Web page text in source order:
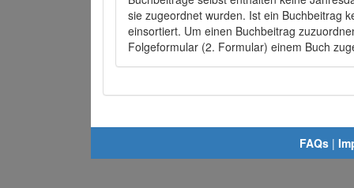
sie zugeordnet wurden. Ist ein Buchbeitrag
einsortiert. Um einen Buchbeitrag
Folgeformular (2. Formular) einem Buch
FAQs |